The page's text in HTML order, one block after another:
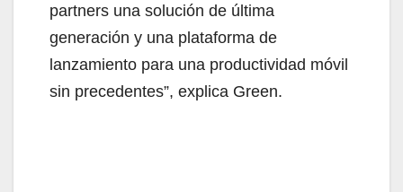
partners una solución de última
generación y una plataforma de
lanzamiento para una productividad móvil
sin precedentes”, explica Green.